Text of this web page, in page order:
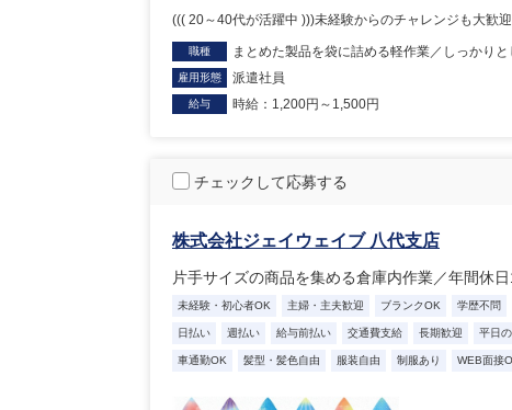
((( 20～40代が活躍中 )))未経験からのチャレンジも大歓迎
職種 まとめた製品を袋に詰める軽作業／しっかり
雇用形態 派遣社員
給与 時給：1,200円～1,500円
チェックして応募する
株式会社ジェイウェイブ 八代支店
片手サイズの商品を集める倉庫内作業／年間休
未経験・初心者OK 主婦・主夫歓迎 ブランクOK 学歴不問
日払い 週払い 給与前払い 交通費支給 長期歓迎 平日
車通勤OK 髪型・髪色自由 服装自由 制服あり WEB面接